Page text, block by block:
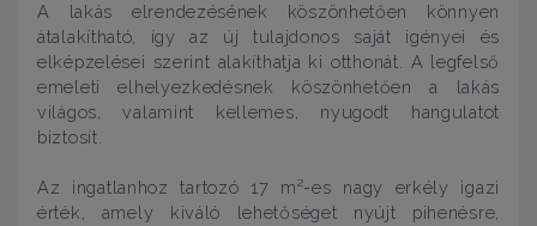
A lakás elrendezésének köszönhetően könnyen
átalakítható, így az új tulajdonos saját igényei és
elképzelései szerint alakíthatja ki otthonát. A legfelső
emeleti elhelyezkedésnek köszönhetően a lakás
világos, valamint kellemes, nyugodt hangulatot
biztosít.
Az ingatlanhoz tartozó 17 m²-es nagy erkély igazi
érték, amely kiváló lehetőséget nyújt pihenésre,